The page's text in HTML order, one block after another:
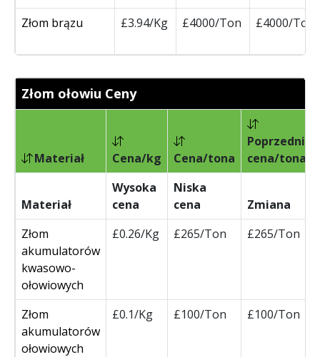
Złom brązu £3.94/Kg £4000/Ton £4000/Ton
Złom ołowiu Ceny
Materiał Cena/kg Cena/tona
Poprzednia
cena/tona
Materiał
Wysoka
cena
Niska
cena
Zmiana
Złom
akumulatorów
kwasowo-
ołowiowych
£0.26/Kg £265/Ton £265/Ton
Złom
akumulatorów
ołowiowych
£0.1/Kg £100/Ton £100/Ton